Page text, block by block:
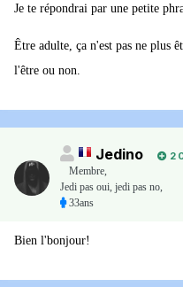
Je te répondrai par une petite
Être adulte, ça n'est pas ne plus
l'être ou non.
Jedino
2
Membre,
Jedi pas oui, jedi pas no,
33ans
Bien l'bonjour!